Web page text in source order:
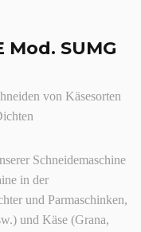
Mod. SUMG
von Käsesorten
Schneidemaschine
in der
und Parmaschinken,
und Käse (Grana,